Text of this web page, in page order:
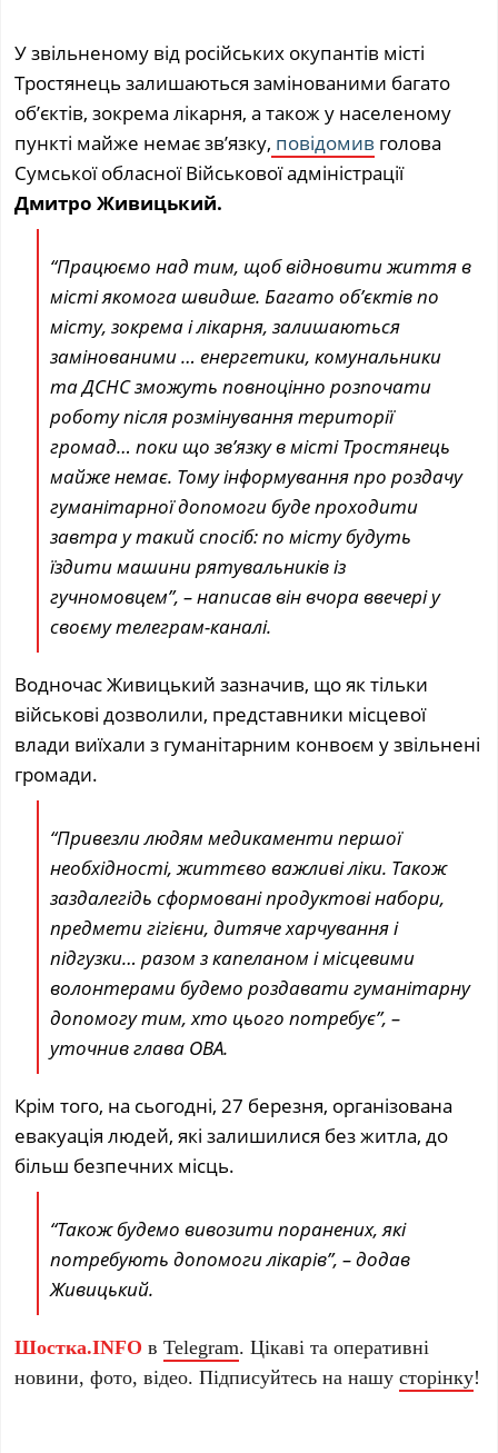
У звільненому від російських окупантів місті
Тростянець залишаються замінованими багато
об’єктів, зокрема лікарня, а також у населеному
пункті майже немає зв’язку, повідомив голова
Сумської обласної Військової адміністрації
Дмитро Живицький.
“Працюємо над тим, щоб відновити життя в
місті якомога швидше. Багато об’єктів по
місту, зокрема і лікарня, залишаються
замінованими … енергетики, комунальники
та ДСНС зможуть повноцінно розпочати
роботу після розмінування території
громад… поки що зв’язку в місті Тростянець
майже немає. Тому інформування про роздачу
гуманітарної допомоги буде проходити
завтра у такий спосіб: по місту будуть
їздити машини рятувальників із
гучномовцем”, – написав він вчора ввечері у
своєму телеграм-каналі.
Водночас Живицький зазначив, що як тільки
військові дозволили, представники місцевої
влади виїхали з гуманітарним конвоєм у звільнені
громади.
“Привезли людям медикаменти першої
необхідності, життєво важливі ліки. Також
заздалегідь сформовані продуктові набори,
предмети гігієни, дитяче харчування і
підгузки… разом з капеланом і місцевими
волонтерами будемо роздавати гуманітарну
допомогу тим, хто цього потребує”, –
уточнив глава ОВА.
Крім того, на сьогодні, 27 березня, організована
евакуація людей, які залишилися без житла, до
більш безпечних місць.
“Також будемо вивозити поранених, які
потребують допомоги лікарів”, – додав
Живицький.
Шостка.INFO вTelegram. Цікаві та оперативні
новини, фото, відео. Підписуйтесь на нашусторінку!